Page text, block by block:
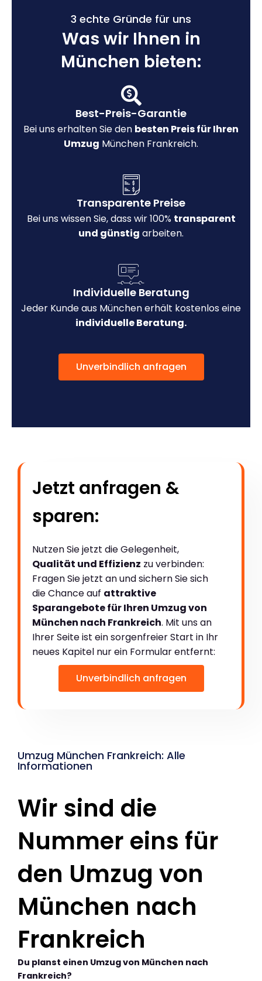
3 echte Gründe für uns
Was wir Ihnen in
München bieten:
Best-Preis-Garantie
Bei uns erhalten Sie den besten Preis für Ihren
Umzug München Frankreich.
Transparente Preise
Bei uns wissen Sie, dass wir 100% transparent
und günstig arbeiten.
Individuelle Beratung
Jeder Kunde aus München erhält kostenlos eine
individuelle Beratung.
Unverbindlich anfragen
Jetzt anfragen &
sparen:
Nutzen Sie jetzt die Gelegenheit,
Qualität und Effizienz zu verbinden:
Fragen Sie jetzt an und sichern Sie sich
die Chance auf attraktive
Sparangebote für Ihren Umzug von
München nach Frankreich. Mit uns an
Ihrer Seite ist ein sorgenfreier Start in Ihr
neues Kapitel nur ein Formular entfernt:
Unverbindlich anfragen
Umzug München Frankreich: Alle
Informationen
Wir sind die
Nummer eins für
den Umzug von
München nach
Frankreich
Du planst einen Umzug von München nach
Frankreich?